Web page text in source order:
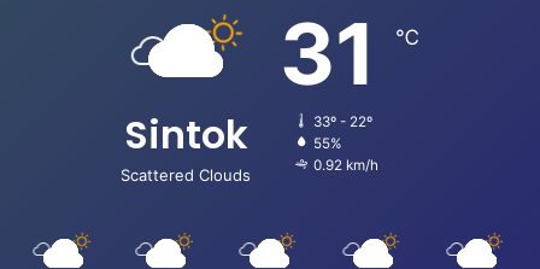
Sintok
Scattered Clouds
31 ℃
33º - 22º
55%
0.92 km/h